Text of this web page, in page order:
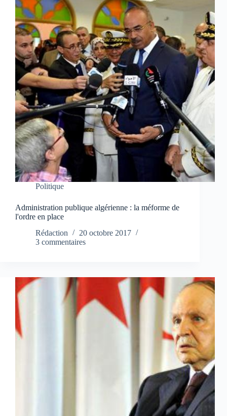
Politique
Administration publique algérienne : la méforme de
l'ordre en place
Rédaction
20 octobre 2017
3 commentaires